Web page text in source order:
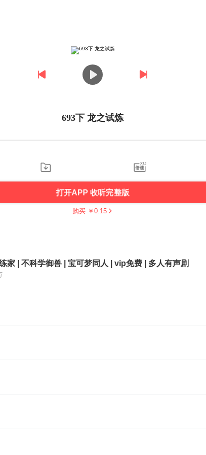
693下 龙之试炼
打开APP 收听完整版
购买 ￥ 0.15
家 | 不科学御兽 | 宝可梦同人 | vip免费 | 多人有声剧